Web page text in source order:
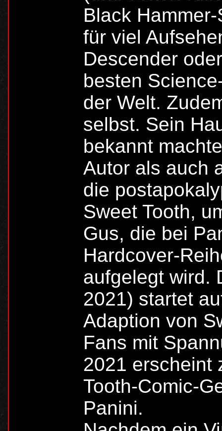
Black
für viel
Descender
besten
der Welt.
selbst. Sein
bekannt
Autor als auch
die
Sweet Tooth,
Gus, die bei
Hardcover-
aufgelegt wird.
2021) startet
Adaption von
Fans mit
2021 erscheint
Tooth-Comic-
Panini.